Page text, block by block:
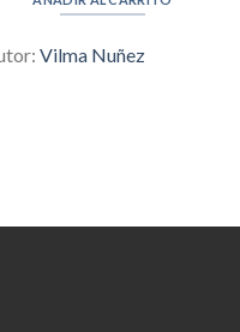
$297.00.$6.00.
Vilma Nuñez